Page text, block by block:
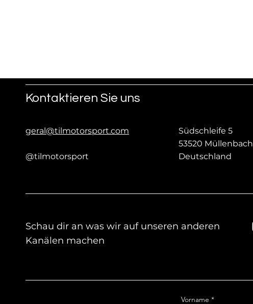
Kontaktieren Sie uns
geral@tilmotorsport.com
@tilmotorsport
Südschleife 5
53520 Müllenbach
Deutschland
Schau dir an was wir auf unseren anderen
Kanälen machen
Vorname